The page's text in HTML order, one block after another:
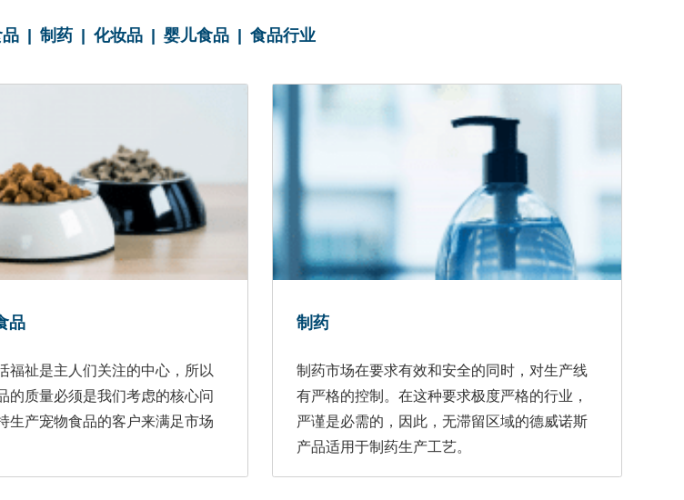
品 | 制药 | 化妆品 | 婴儿食品 | 食品行业
品
福祉是主人们关注的中心，所以
的质量必须是我们考虑的核心问
生产宠物食品的客户来满足市场
制药
制药市场在要求有效和安全的同时，对生产线
有严格的控制。在这种要求极度严格的行业，
严谨是必需的，因此，无滞留区域的德威诺斯
产品适用于制药生产工艺。